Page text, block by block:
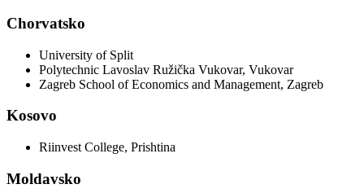
Chorvatsko
University of Split
Polytechnic Lavoslav Ružička Vukovar, Vukovar
Zagreb School of Economics and Management, Zagreb
Kosovo
Riinvest College, Prishtina
Moldavsko